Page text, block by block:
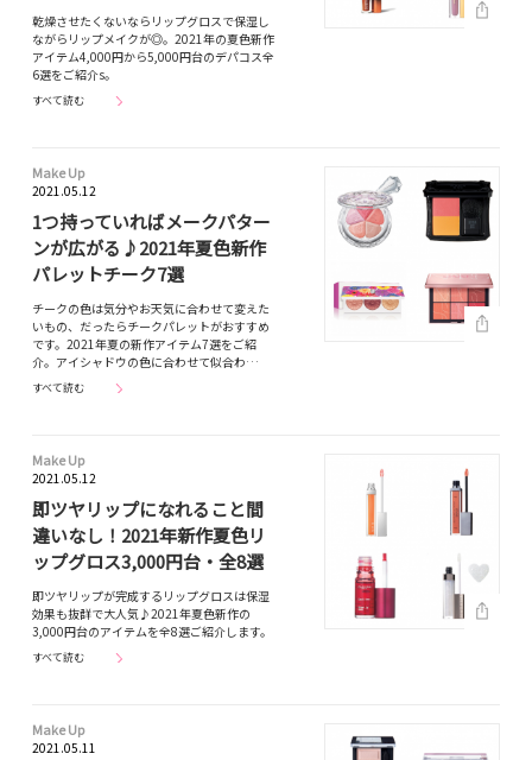
乾燥させたくないならリップグロスで保湿し
ながらリップメイクが◎。2021年の夏色新作
アイテム4,000円から5,000円台のデパコス全
6選をご紹介s。
すべて読む
Make Up
2021.05.12
1つ持っていればメークパター
ンが広がる♪2021年夏色新作
パレットチーク7選
チークの色は気分やお天気に合わせて変えた
いもの、だったらチークパレットがおすすめ
です。2021年夏の新作アイテム7選をご紹
介。アイシャドウの色に合わせて似合わ…
すべて読む
Make Up
2021.05.12
即ツヤリップになれること間
違いなし！2021年新作夏色リ
ップグロス3,000円台・全8選
即ツヤリップが完成するリップグロスは保湿
効果も抜群で大人気♪2021年夏色新作の
3,000円台のアイテムを全8選ご紹介します。
すべて読む
Make Up
2021.05.11